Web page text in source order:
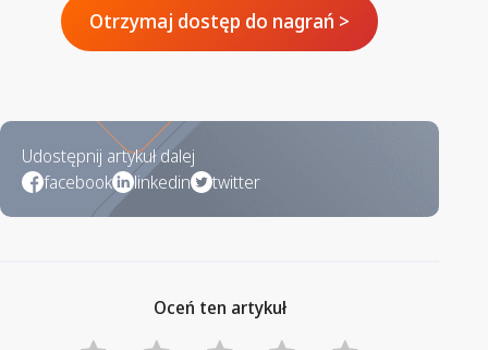
Otrzymaj dostęp do nagrań >
Udostępnij artykuł dalej
facebook
linkedin twitter
Oceń ten artykuł